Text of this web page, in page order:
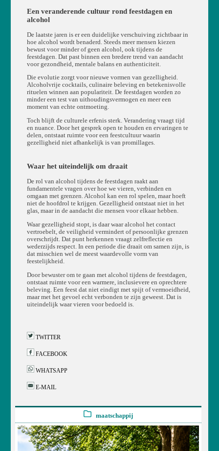
Een veranderende cultuur rond feestdagen en
alcohol
De laatste jaren is er een duidelijke verschuiving zichtbaar in
hoe alcohol wordt benaderd. Steeds meer mensen kiezen
bewust voor minder of geen alcohol, ook tijdens de
feestdagen. Dat past binnen een bredere trend van aandacht
voor gezondheid, mentale balans en authenticiteit.
Die evolutie zorgt voor nieuwe vormen van gezelligheid.
Alcoholvrije cocktails, culinaire beleving en betekenisvolle
rituelen winnen aan populariteit. De feestdagen worden zo
minder een test van uithoudingsvermogen en meer een
moment van echte ontmoeting.
Toch blijft de culturele erfenis sterk. Verandering vraagt tijd
en nuance. Door het gesprek open te houden en ervaringen te
delen, ontstaat ruimte voor een feestcultuur waarin
gezelligheid niet afhankelijk is van promillages.
Waar het uiteindelijk om draait
De rol van alcohol tijdens de feestdagen raakt aan
fundamentele vragen over hoe we vieren, verbinden en
omgaan met grenzen. Alcohol kan een rol spelen, maar hoeft
niet de hoofdrol te krijgen. Gezelligheid ontstaat niet in het
glas, maar in de aandacht die mensen voor elkaar hebben.
Waar gezelligheid stopt, is daar waar alcohol het contact
vertroebelt, de veiligheid vermindert of persoonlijke grenzen
overschrijdt. Dat punt herkennen vraagt zelfreflectie en
wederzijds respect. In een periode die draait om samen zijn, is
dat misschien wel de meest waardevolle vorm van
feestelijkheid.
Door bewuster om te gaan met alcohol tijdens de feestdagen,
ontstaat ruimte voor een warmere, inclusievere en oprechtere
beleving. Een feest dat niet eindigt met spijt of vermoeidheid,
maar met het gevoel echt verbonden te zijn geweest. Dat is
uiteindelijk waar vieren voor bedoeld is.
TWITTER
FACEBOOK
WHATSAPP
E-MAIL
maatschappij